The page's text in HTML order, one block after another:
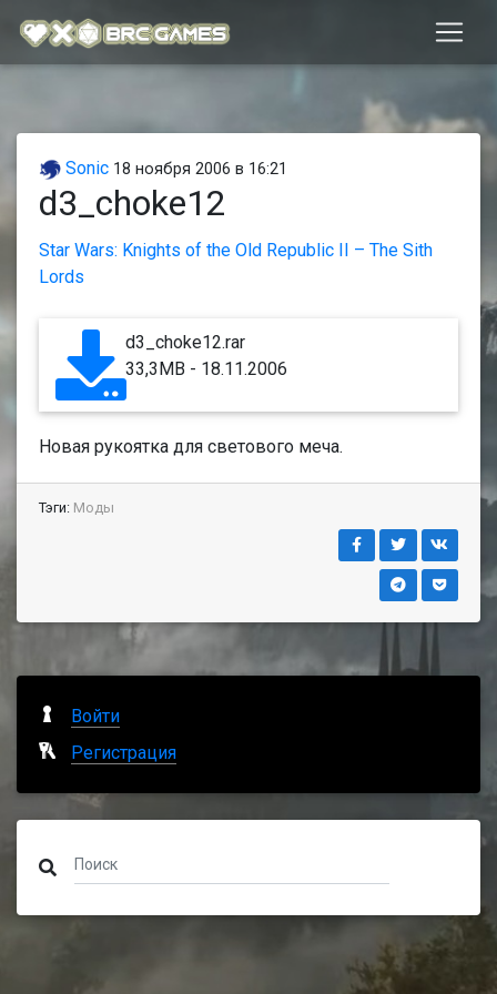
Sonic 18 ноября 2006 в 16:21
d3_choke12
Star Wars: Knights of the Old Republic II – The Sith
Lords
d3_choke12.rar
33,3MB - 18.11.2006
Новая рукоятка для светового меча.
Тэги: Моды
Войти
Регистрация